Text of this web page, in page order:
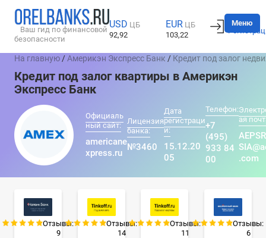
Ваш гид по финансовой
безопасности
USD ЦБ
92,92
EUR ЦБ
103,22
Вход
Меню
На главную /Америкэн Экспресс Банк / Кредит под залог
Кредит под залог квартиры в Америкэн
Экспресс Банк
Официаль
ный сайт:
americane
xpress.ru
Лицензия
банка:
№3460
Дата
регистраци
и:
15.12.20
05
Телефон:
+7
(495)
933 84
00
ая
.com
Отзывы:
9
Отзывы:
14
Отзывы:
11
Отзывы:
6